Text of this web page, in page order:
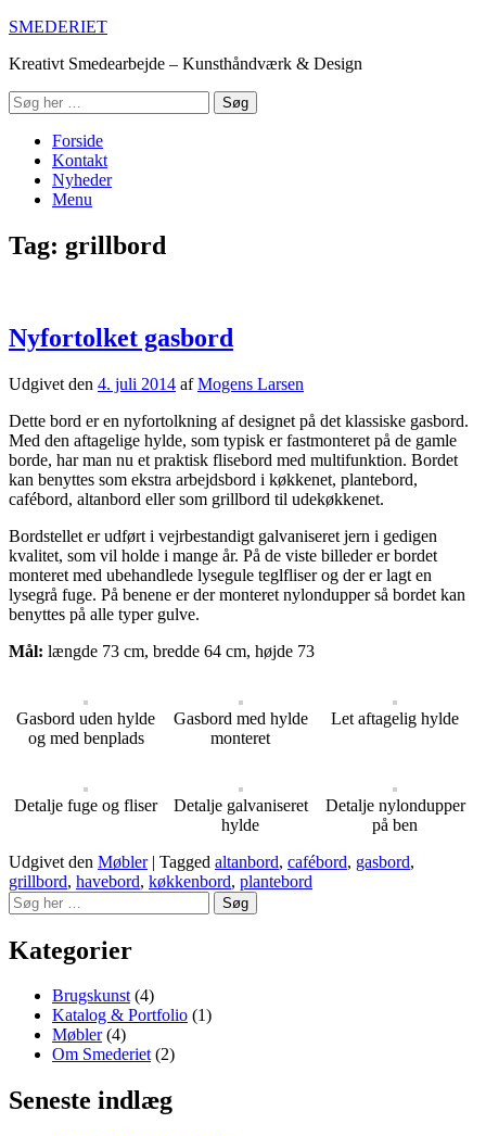
Spring
indhold
SMEDERIET
Kreativt Smedearbejde – Kunsthåndværk & Design
Søg
Primær
Menu
Forside
Kontakt
Nyheder
Menu
Tag: grillbord
Nyfortolket gasbord
Udgivet den 4. juli 2014 afMogens Larsen
Dette bord er en nyfortolkning af designet på det klassiske gasbord.
Med den aftagelige hylde, som typisk er fastmonteret på de gamle
borde, har man nu et praktisk flisebord med multifunktion. Bordet
kan benyttes som ekstra arbejdsbord i køkkenet, plantebord,
cafébord, altanbord eller som grillbord til udekøkkenet.
Bordstellet er udført i vejrbestandigt galvaniseret jern i gedigen
kvalitet, som vil holde i mange år. På de viste billeder er bordet
monteret med ubehandlede lysegule teglfliser og der er lagt en
lysegrå fuge. På benene er der monteret nylondupper så bordet kan
benyttes på alle typer gulve.
Mål: længde 73 cm, bredde 64 cm, højde 73
Gasbord uden hylde
og med benplads
Gasbord med hylde
monteret
Let aftagelig hylde
Detalje fuge og fliser
Detalje galvaniseret
hylde
Detalje nylondupper
på ben
Udgivet den Møbler| Tagged altanbord, cafébord, gasbord,
grillbord, havebord, køkkenbord, plantebord
Søg
Kategorier
Brugskunst(4)
Katalog & Portfolio (1)
Møbler(4)
Om Smederiet(2)
Seneste indlæg